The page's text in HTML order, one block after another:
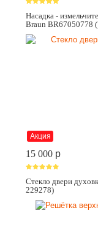
Насадка -
Braun BR67050778
Акция
15 000 p
Стекло двери
229278)